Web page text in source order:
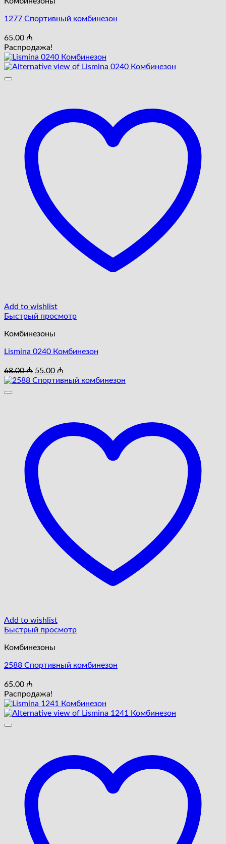
1277 Cпортивный комбинезон
65.00 ₼
Распродажа!
Add to wishlist
Быстрый просмотр
Комбинезоны
Lismina 0240 Комбинезон
68.00₼ Первоначальная
цена
55.00 ₼
цена:
Add to wishlist
Быстрый просмотр
Комбинезоны
2588 Cпортивный комбинезон
65.00 ₼
Распродажа!